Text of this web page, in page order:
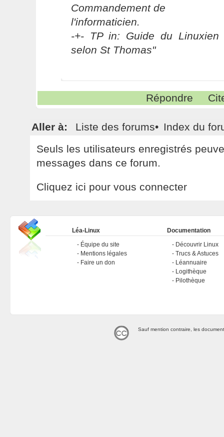
Commandement de
l'informaticien.
-+- TP in: Guide du Linuxien
selon St Thomas"
Répondre
Aller à: Liste des forums• Index du
Seuls les utilisateurs enregistrés
messages dans ce forum.
Cliquez ici pour vous connecter
Léa-Linux
Équipe du site
Mentions légales
Faire un don
Documentation
Découvrir Linux
Trucs & Astuces
Léannuaire
Logithèque
Pilothèque
Sauf mention contraire, les